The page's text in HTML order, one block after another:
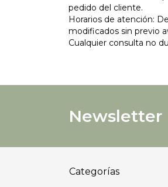
pedido del cliente.
Horarios de atención:
modificados sin previo
Cualquier consulta no
Newsletter
Categorías